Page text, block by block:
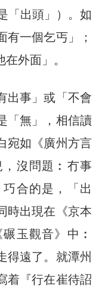
「出頭」）。如
有一個乞丐」；
外面」。
出事」或「不會
「無」，相信讀
宛如《廣州方言
沒問題︰冇事
合的是，「出
時出現在《京本
玉觀音》中︰
得遠了。就潭州
着『行在崔待詔